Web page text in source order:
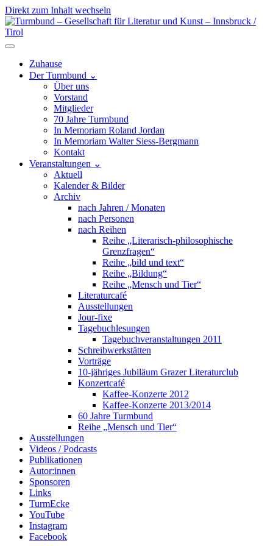
Direkt zum Inhalt wechseln
Hauptnavigation
Zuhause
Der Turmbund ⌄
Über uns
Vorstand
Mitglieder
70 Jahre Turmbund
In Memoriam Roland Jordan
In Memoriam Walter Siess-Bergmann
Kontakt
Veranstaltungen ⌄
Aktuell
Kalender & Bilder
Archiv
nach Jahren / Monaten
nach Personen
nach Reihen
Reihe „Literarisch-philosophische
Grenzfragen“
Reihe „bild und text“
Reihe „Bildung“
Reihe „Mensch und Tier“
Literaturcafé
Ausstellungen
Jour-fixe
Tagebuchlesungen
Tagebuchveranstaltungen 2011
Schreibwerkstätten
Vorträge
10-jähriges Jubiläum Grazer Literaturclub
Konzertcafé
Kaffee-Konzerte 2012
Kaffee-Konzerte 2013/2014
60 Jahre Turmbund
Reihe „Mensch und Tier“
Ausstellungen
Videos / Podcasts
Publikationen
Autor:innen
Sponsoren
Links
TurmEcke
YouTube
Instagram
Facebook